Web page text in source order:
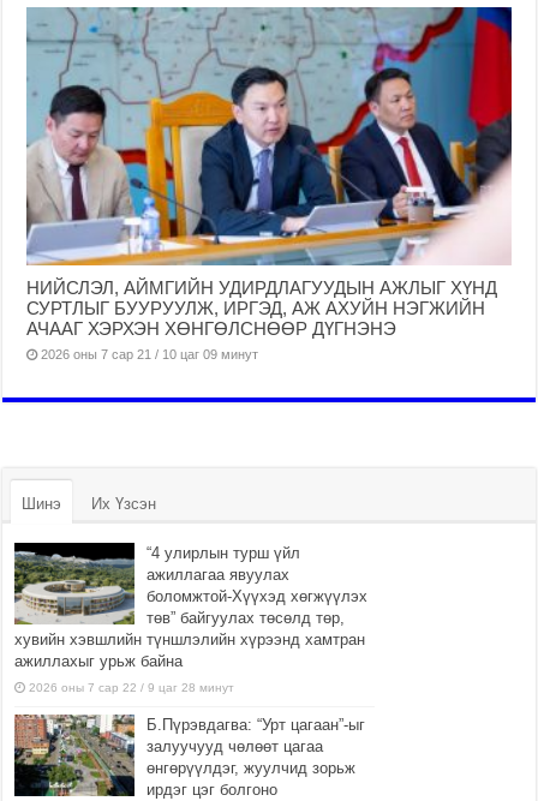
НИЙСЛЭЛ, АЙМГИЙН УДИРДЛАГУУДЫН АЖЛЫГ ХҮНД
СУРТЛЫГ БУУРУУЛЖ, ИРГЭД, АЖ АХУЙН НЭГЖИЙН
АЧААГ ХЭРХЭН ХӨНГӨЛСНӨӨР ДҮГНЭНЭ
2026 оны 7 сар 21 / 10 цаг 09 минут
Шинэ Их Үзсэн
“4 улирлын турш үйл
ажиллагаа явуулах
боломжтой-Хүүхэд хөгжүүлэх
төв” байгуулах төсөлд төр,
хувийн хэвшлийн түншлэлийн хүрээнд хамтран
ажиллахыг урьж байна
2026 оны 7 сар 22 / 9 цаг 28 минут
Б.Пүрэвдагва: “Урт цагаан”-ыг
залуучууд чөлөөт цагаа
өнгөрүүлдэг, жуулчид зорьж
ирдэг цэг болгоно